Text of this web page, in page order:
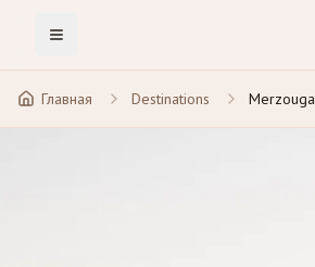
Toggle Menu
Главная Destinations Merzouga